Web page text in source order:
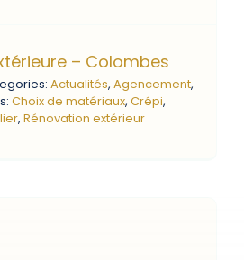
– Colombes
Actualités, Agencement,
Choix de matériaux, Crépi,
, Rénovation extérieur